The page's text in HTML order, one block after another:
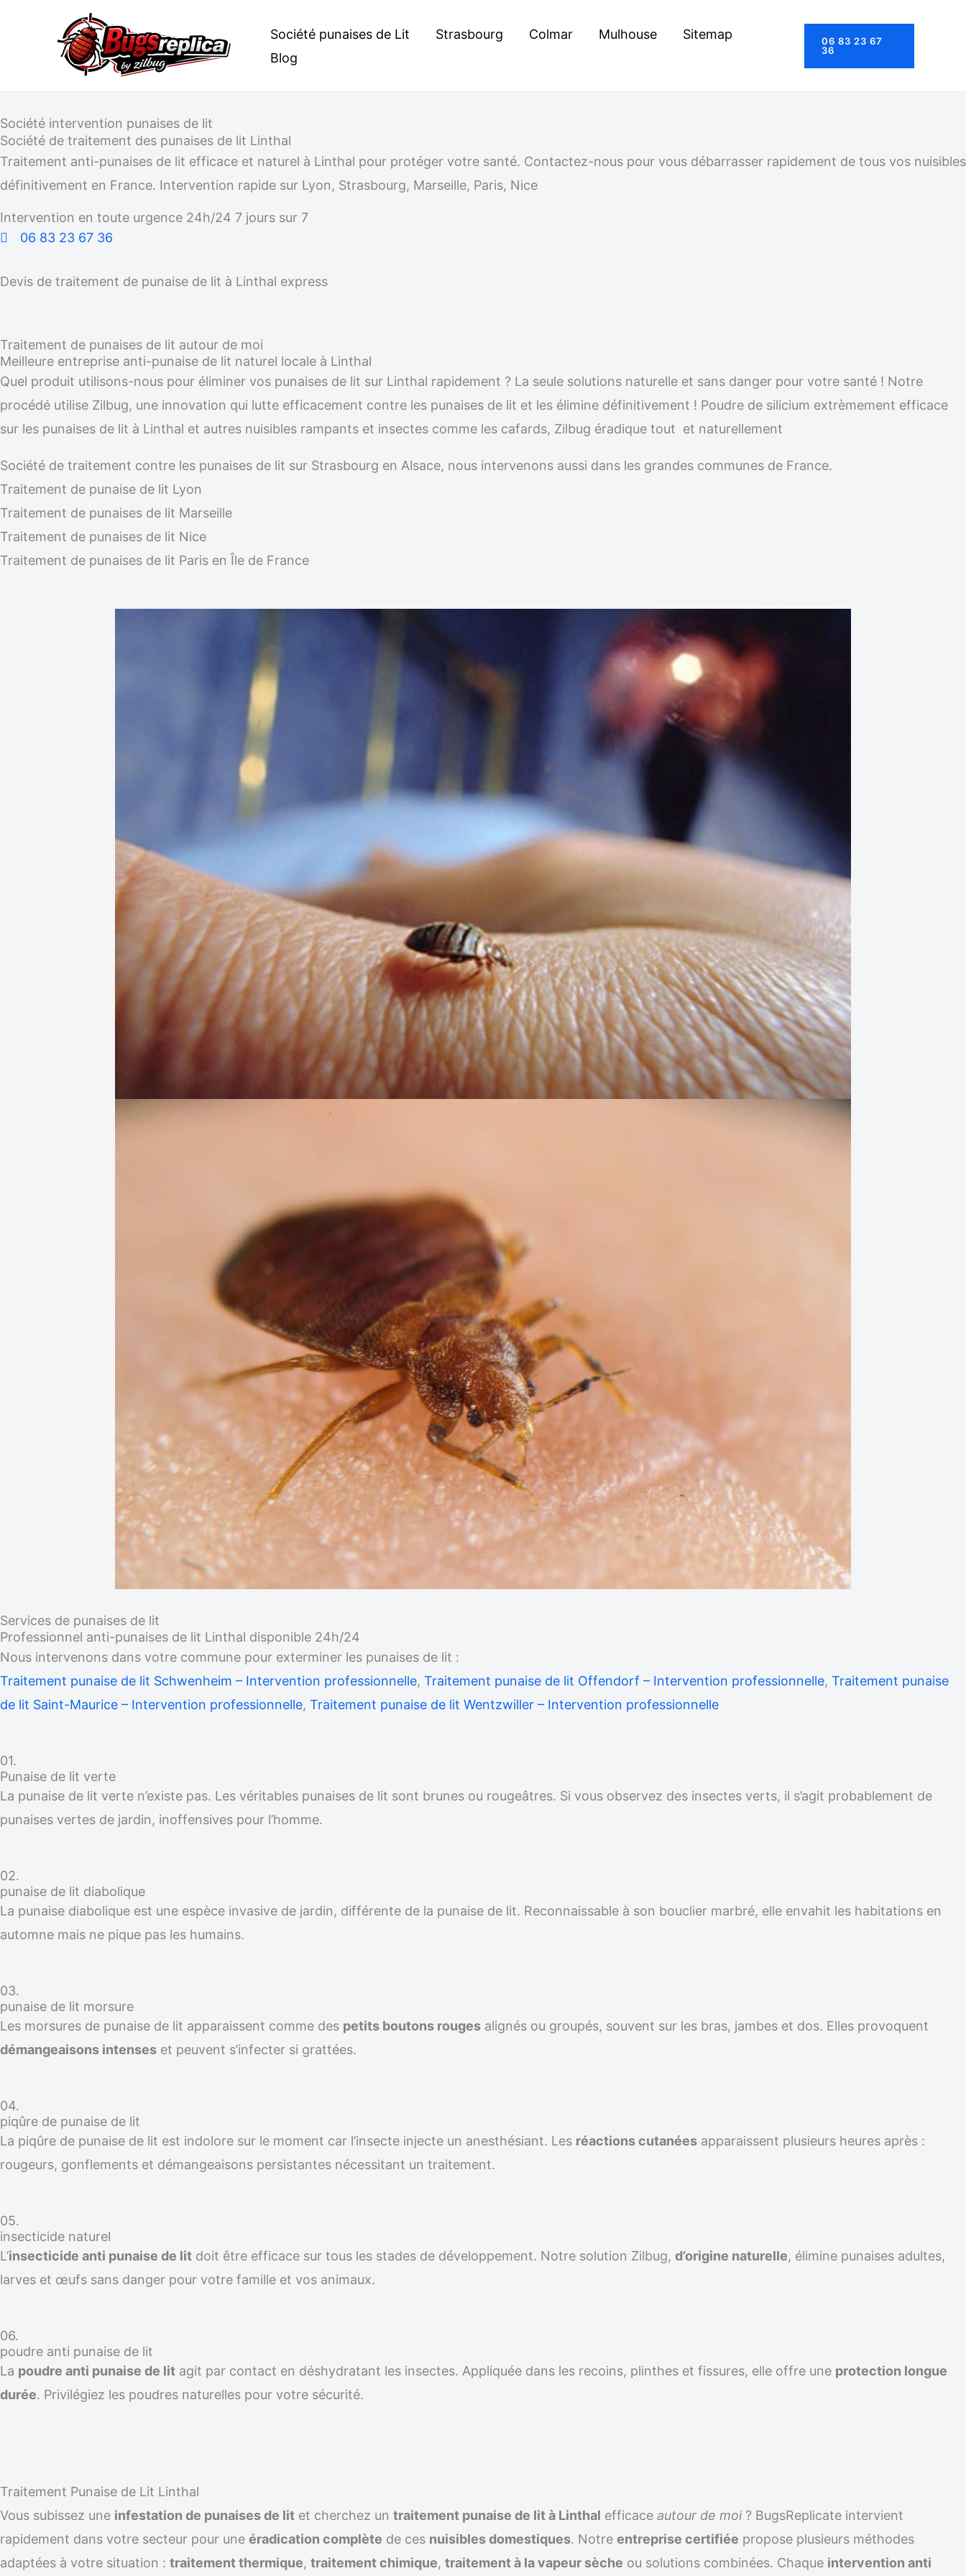
Société punaises de Lit Strasbourg Colmar Mulhouse
Sitemap
Blog
06 83 23 67
36
Société intervention punaises de lit
Société de traitement des punaises de lit Linthal
Traitement anti-punaises de lit efficace et naturel à Linthal pour protéger votre santé. Contactez-nous pour vous débarrasser rapidement de tous vos nuisibles
définitivement en France. Intervention rapide sur Lyon, Strasbourg, Marseille, Paris, Nice
Intervention en toute urgence 24h/24 7 jours sur 7
06 83 23 67 36
Devis de traitement de punaise de lit à Linthal express
Traitement de punaises de lit autour de moi
Meilleure entreprise anti-punaise de lit naturel locale à Linthal
Quel produit utilisons-nous pour éliminer vos punaises de lit sur Linthal rapidement ? La seule solutions naturelle et sans danger pour votre santé ! Notre
procédé utilise Zilbug, une innovation qui lutte efficacement contre les punaises de lit et les élimine définitivement ! Poudre de silicium extrèmement efficace
sur les punaises de lit à Linthal et autres nuisibles rampants et insectes comme les cafards, Zilbug éradique tout et naturellement
Société de traitement contre les punaises de lit sur Strasbourg en Alsace, nous intervenons aussi dans les grandes communes de France.
Traitement de punaise de lit Lyon
Traitement de punaises de lit Marseille
Traitement de punaises de lit Nice
Traitement de punaises de lit Paris en Île de France
Services de punaises de lit
Professionnel anti-punaises de lit Linthal disponible 24h/24
Nous intervenons dans votre commune pour exterminer les punaises de lit :
Traitement punaise de lit Schwenheim – Intervention professionnelle, Traitement punaise de lit Offendorf – Intervention professionnelle, Traitement punaise
de lit Saint-Maurice – Intervention professionnelle, Traitement punaise de lit Wentzwiller – Intervention professionnelle
01.
Punaise de lit verte
La punaise de lit verte n’existe pas. Les véritables punaises de lit sont brunes ou rougeâtres. Si vous observez des insectes verts, il s’agit probablement de
punaises vertes de jardin, inoffensives pour l’homme.
02.
punaise de lit diabolique
La punaise diabolique est une espèce invasive de jardin, différente de la punaise de lit. Reconnaissable à son bouclier marbré, elle envahit les habitations en
automne mais ne pique pas les humains.
03.
punaise de lit morsure
Les morsures de punaise de lit apparaissent comme des petits boutons rouges alignés ou groupés, souvent sur les bras, jambes et dos. Elles provoquent
démangeaisons intenses et peuvent s’infecter si grattées.
04.
piqûre de punaise de lit
La piqûre de punaise de lit est indolore sur le moment car l’insecte injecte un anesthésiant. Les réactions cutanées apparaissent plusieurs heures après :
rougeurs, gonflements et démangeaisons persistantes nécessitant un traitement.
05.
insecticide naturel
L’insecticide anti punaise de lit doit être efficace sur tous les stades de développement. Notre solution Zilbug, d’origine naturelle, élimine punaises adultes,
larves et œufs sans danger pour votre famille et vos animaux.
06.
poudre anti punaise de lit
La poudre anti punaise de lit agit par contact en déshydratant les insectes. Appliquée dans les recoins, plinthes et fissures, elle offre une protection longue
durée. Privilégiez les poudres naturelles pour votre sécurité.
Traitement Punaise de Lit Linthal
Vous subissez une infestation de punaises de lit et cherchez un traitement punaise de lit à Linthal efficace autour de moi? BugsReplicate intervient
rapidement dans votre secteur pour une éradication complète de ces nuisibles domestiques. Notre entreprise certifiée propose plusieurs méthodes
adaptées à votre situation : traitement thermique, traitement chimique, traitement à la vapeur sèche ou solutions combinées. Chaque intervention anti